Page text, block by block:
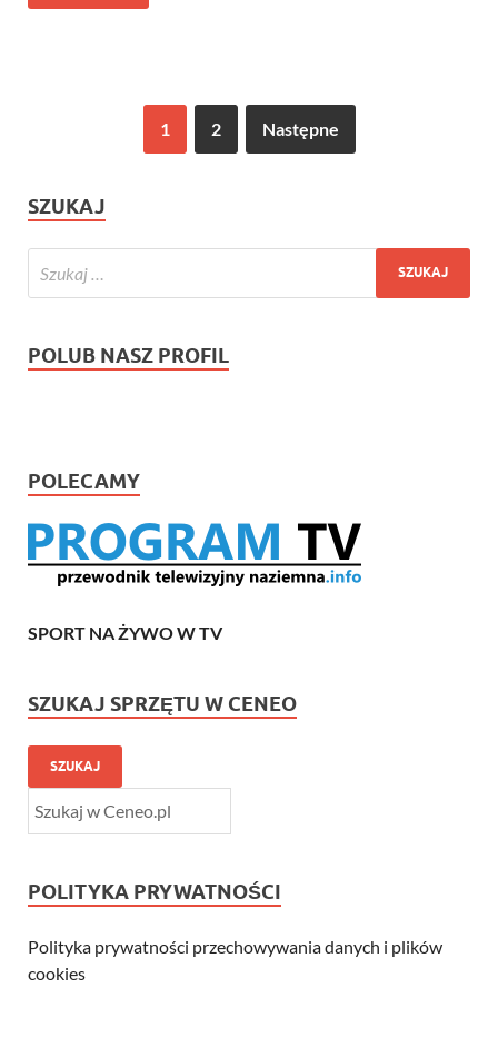
1 2 Następne
SZUKAJ
POLUB NASZ PROFIL
POLECAMY
SPORT NA ŻYWO W TV
SZUKAJ SPRZĘTU W CENEO
SZUKAJ
POLITYKA PRYWATNOŚCI
Polityka prywatności przechowywania danych i plików
cookies